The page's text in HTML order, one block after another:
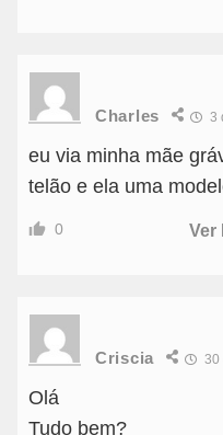
Charles 3
eu via minha mãe
telão e ela uma
0 Ver
Criscia 30
Olá
Tudo bem?